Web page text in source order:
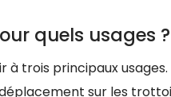
quels usages ?
à trois principaux
sur les